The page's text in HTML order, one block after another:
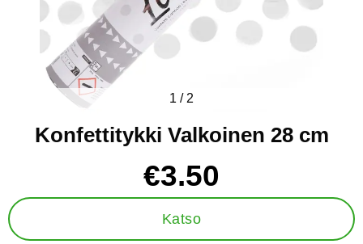
1 / 2
Konfettitykki Valkoinen 28 cm
hinta
€3.50
Katso